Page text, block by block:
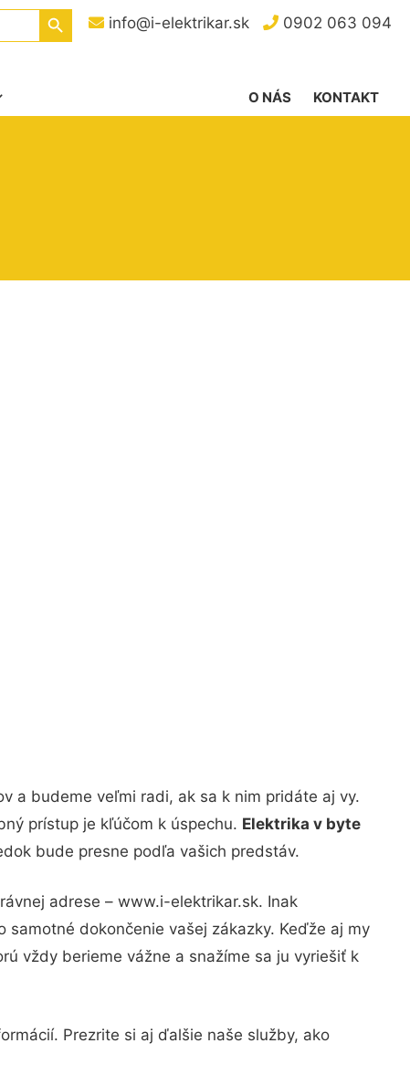
info@i-elektrikar.sk 0902 063 094
Search Button
KONTAKT
O NÁS
a budeme veľmi radi, ak sa k nim pridáte aj vy.
prístup je kľúčom k úspechu. Elektrika v byte
bude presne podľa vašich predstáv.
adrese – www.i-elektrikar.sk. Inak
dokončenie vašej zákazky. Keďže aj my
vždy berieme vážne a snažíme sa ju vyriešiť k
Prezrite si aj ďalšie naše služby, ako